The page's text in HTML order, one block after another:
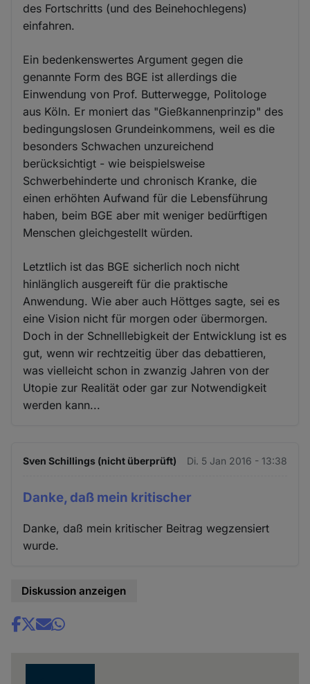
des Fortschritts (und des Beinehochlegens)
einfahren.
Ein bedenkenswertes Argument gegen die
genannte Form des BGE ist allerdings die
Einwendung von Prof. Butterwegge, Politologe
aus Köln. Er moniert das "Gießkannenprinzip" des
bedingungslosen Grundeinkommens, weil es die
besonders Schwachen unzureichend
berücksichtigt - wie beispielsweise
Schwerbehinderte und chronisch Kranke, die
einen erhöhten Aufwand für die Lebensführung
haben, beim BGE aber mit weniger bedürftigen
Menschen gleichgestellt würden.
Letztlich ist das BGE sicherlich noch nicht
hinlänglich ausgereift für die praktische
Anwendung. Wie aber auch Höttges sagte, sei es
eine Vision nicht für morgen oder übermorgen.
Doch in der Schnelllebigkeit der Entwicklung ist es
gut, wenn wir rechtzeitig über das debattieren,
was vielleicht schon in zwanzig Jahren von der
Utopie zur Realität oder gar zur Notwendigkeit
werden kann...
Sven Schillings (nicht überprüft) Di. 5 Jan 2016 - 13:38
Danke, daß mein kritischer
Danke, daß mein kritischer Beitrag wegzensiert
wurde.
Diskussion anzeigen
Share